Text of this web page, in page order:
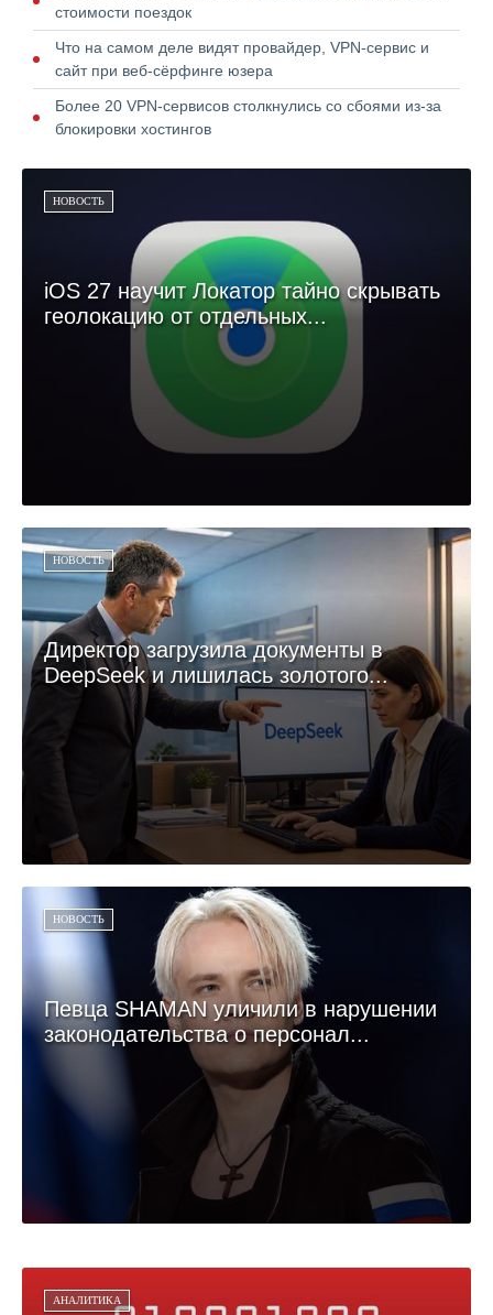
стоимости поездок
Что на самом деле видят провайдер, VPN-сервис и
сайт при веб-сёрфинге юзера
Более 20 VPN-сервисов столкнулись со сбоями из-за
блокировки хостингов
НОВОСТЬ
iOS 27 научит Локатор тайно скрывать
геолокацию от отдельных...
НОВОСТЬ
Директор загрузила документы в
DeepSeek и лишилась золотого...
НОВОСТЬ
Певца SHAMAN уличили в нарушении
законодательства о персонал...
АНАЛИТИКА